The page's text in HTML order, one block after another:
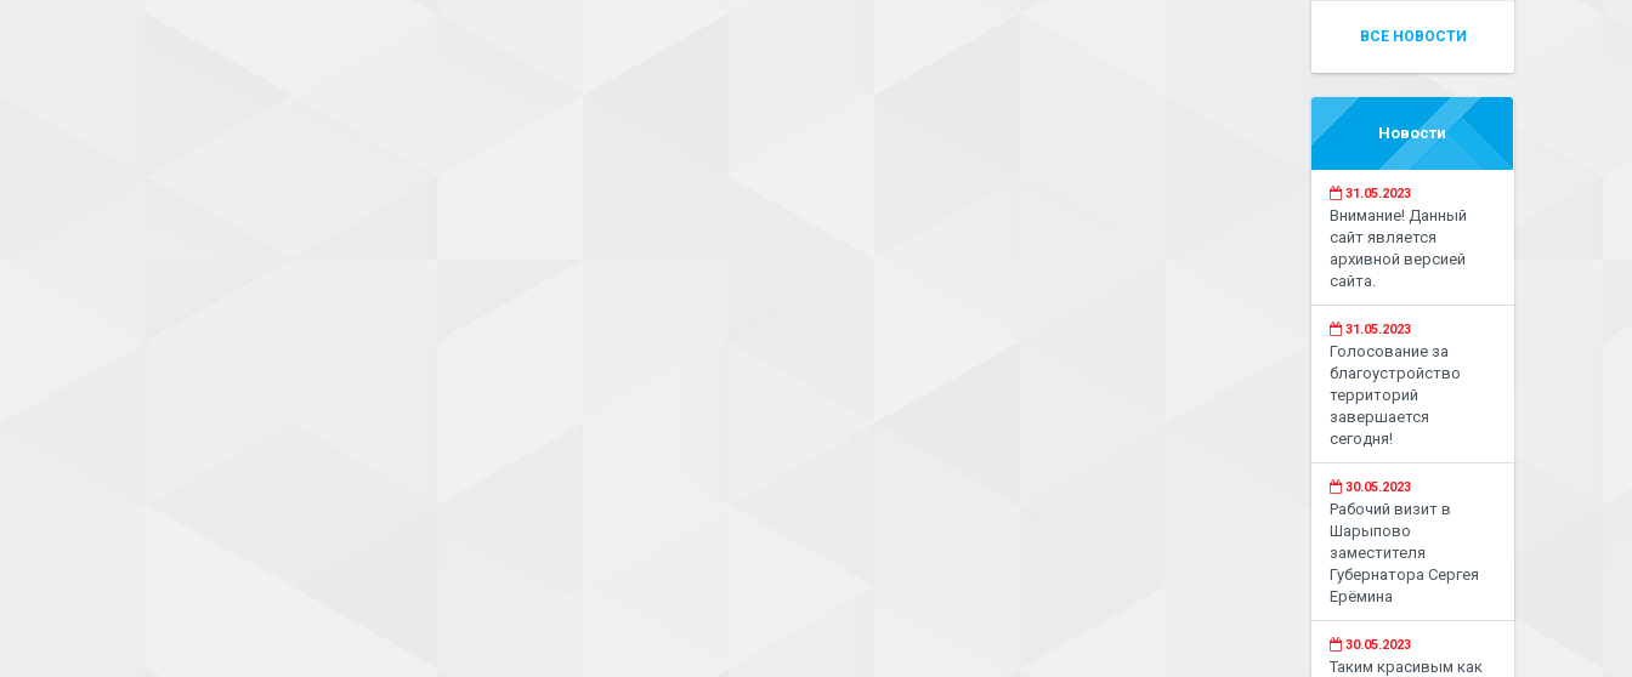
ВСЕ НОВОСТИ
Новости
31.05.2023
Внимание! Данный
сайт является
архивной версией
сайта.
31.05.2023
Голосование за
благоустройство
территорий
завершается
сегодня!
30.05.2023
Рабочий визит в
Шарыпово
заместителя
Губернатора Сергея
Ерёмина
30.05.2023
Таким красивым как